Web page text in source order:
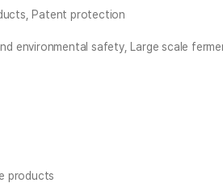
Patent protection
environmental safety, Large scale
products